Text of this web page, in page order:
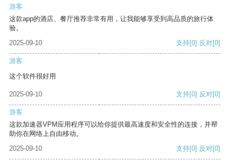
游客
这款app的酒店、餐厅推荐非常有用，让我能够享受到高品质的旅行体
验。
2025-09-10
支持[0] 反对[0]
游客
这个软件很好用
2025-09-10 支持[0] 反对[0]
游客
这款加速器VPM应用程序可以给你提供最高速度和安全性的连接，并帮
助你在网络上自由移动。
2025-09-10
支持[0] 反对[0]